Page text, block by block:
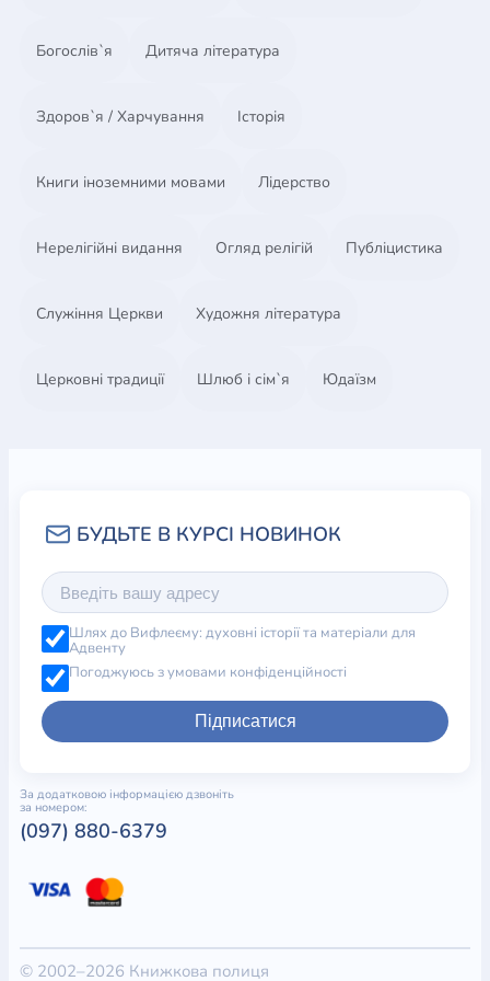
Богослів`я Дитяча література
Здоров`я / Харчування Історія
Книги іноземними мовами Лідерство
Нерелігійні видання Огляд релігій Публіцистика
Служіння Церкви Художня література
Церковні традиції Шлюб і сім`я Юдаїзм
Шлях до Вифлеєму: духовні історії та матеріали для
Адвенту
Погоджуюсь з умовами конфіденційності
Підписатися
За додатковою інформацією дзвоніть
за номером:
(097) 880-6379
© 2002–2026 Книжкова полиця